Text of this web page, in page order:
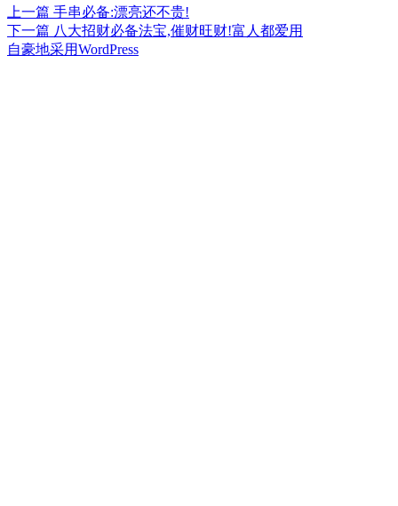
文
章
上一篇 上
篇
文
手串必备:漂亮还不贵!
下一篇 下
篇
八大招财必备法宝,催财旺财!富人都爱用
自豪地采用WordPress